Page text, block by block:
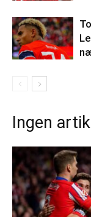
Ingen